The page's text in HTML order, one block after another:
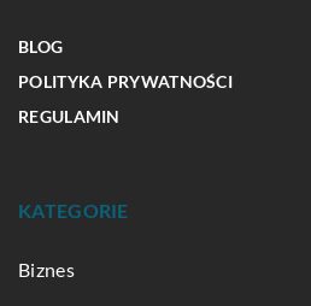
BLOG
POLITYKA PRYWATNOŚCI
REGULAMIN
KATEGORIE
Biznes